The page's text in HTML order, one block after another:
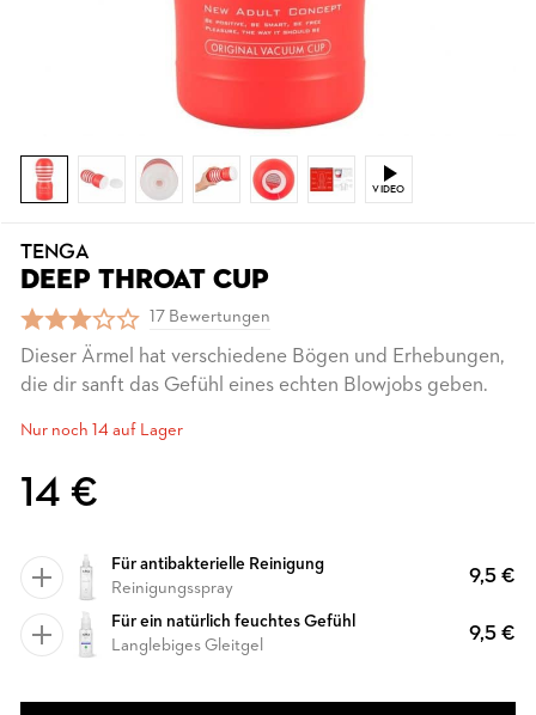
VIDEO
TENGA
DEEP THROAT CUP
17 Bewertungen
Dieser Ärmel hat verschiedene Bögen und Erhebungen,
die dir sanft das Gefühl eines echten Blowjobs geben.
Nur noch 14 auf Lager
14 €
Für antibakterielle Reinigung
Reinigungsspray
9,5 €
Für ein natürlich feuchtes Gefühl
Langlebiges Gleitgel
9,5 €